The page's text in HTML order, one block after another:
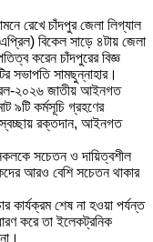
রেখে চাঁদপুর জেলা লিগ্যাল
বিকেল সাড়ে ৪টায় জেলা
করেন চাঁদপুরের বিজ্ঞ
সভাপতি সামছুন্নাহার।
২০২৬ জাতীয় আইনগত
৯টি কর্মসূচি গ্রহণের
রক্তদান, আইনগত
সচেতন ও দায়িত্বশীল
আরও বেশি সচেতন থাকার
কার্যক্রম শেষ না হওয়া পর্যন্ত
করে তা ইলেকট্রনিক